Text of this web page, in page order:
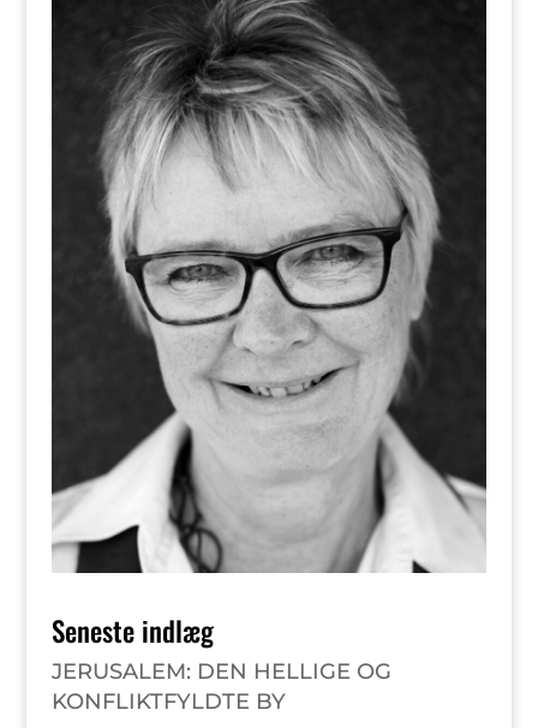
Seneste indlæg
JERUSALEM: DEN HELLIGE OG
KONFLIKTFYLDTE BY